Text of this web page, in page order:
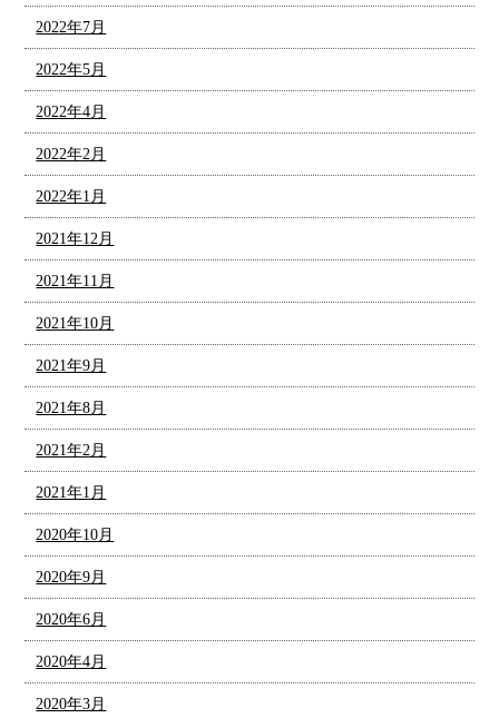
2022年7月
2022年5月
2022年4月
2022年2月
2022年1月
2021年12月
2021年11月
2021年10月
2021年9月
2021年8月
2021年2月
2021年1月
2020年10月
2020年9月
2020年6月
2020年4月
2020年3月